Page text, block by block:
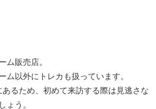
ム販売店。
ム以外にトレカも扱っています。
あるため、初めて来訪する際は見逃さな
ょう。